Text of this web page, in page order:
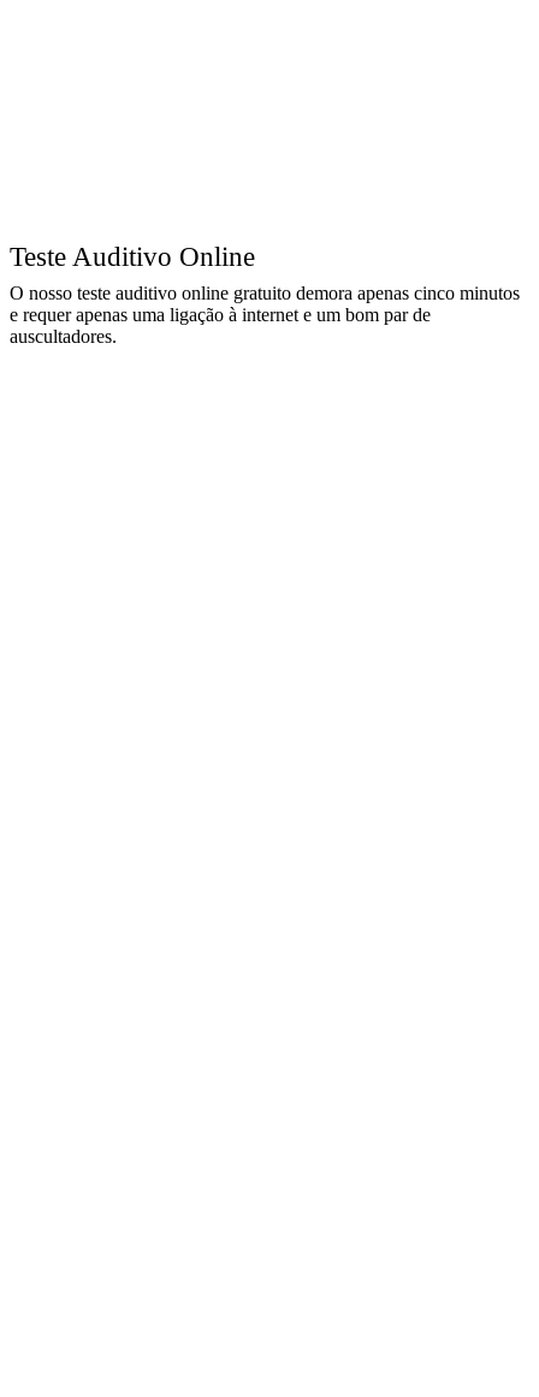
Teste Auditivo Online
O nosso teste auditivo online gratuito demora apenas cinco minutos
e requer apenas uma ligação à internet e um bom par de
auscultadores.